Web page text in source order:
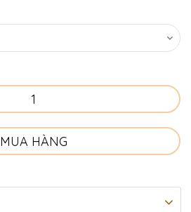
MUA HÀNG